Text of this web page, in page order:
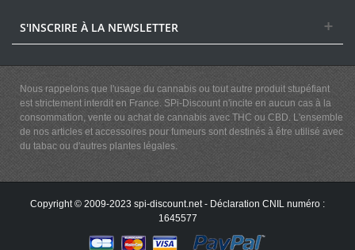
S'INSCRIRE À LA NEWSLETTER
Nous rappelons que l'usage du cannabis ou tout autre produit stupéfiant
est strictement interdit en France. SPi-Discount n'incite en aucun cas à la
consommation, vente ou achat de cannabis avec THC ou CBD. L'ensemble
de nos articles et accessoires pour fumeurs sont destinés à être utilisé avec
du tabac ou d'autres plantes légales.
Copyright © 2009-2023 spi-discount.net - Déclaration CNIL numéro :
1645577